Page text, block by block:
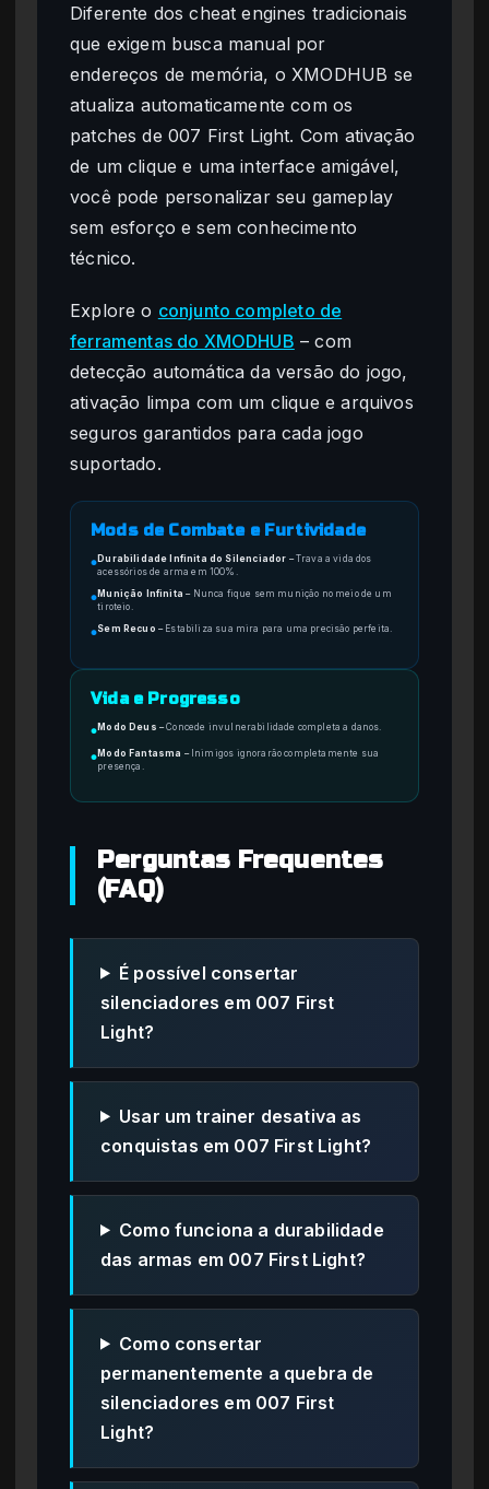
Diferente dos cheat engines tradicionais
que exigem busca manual por
endereços de memória, o XMODHUB se
atualiza automaticamente com os
patches de 007 First Light. Com ativação
de um clique e uma interface amigável,
você pode personalizar seu gameplay
sem esforço e sem conhecimento
técnico.
Explore o conjunto completo de
ferramentas do XMODHUB – com
detecção automática da versão do jogo,
ativação limpa com um clique e arquivos
seguros garantidos para cada jogo
suportado.
Mods de Combate e Furtividade
● Durabilidade Infinita do Silenciador –Trava a vida dos
acessórios de arma em 100%.
● Munição Infinita – Nunca fique sem munição no meio de um
tiroteio.
●Sem Recuo – Estabiliza sua mira para uma precisão perfeita.
Vida e Progresso
● Modo Deus –Concede invulnerabilidade completa a danos.
● Modo Fantasma – Inimigos ignorarão completamente sua
presença.
Perguntas Frequentes
(FAQ)
É possível consertar
silenciadores em 007 First
Light?
Usar um trainer desativa as
conquistas em 007 First Light?
Como funciona a durabilidade
das armas em 007 First Light?
Como consertar
permanentemente a quebra de
silenciadores em 007 First
Light?